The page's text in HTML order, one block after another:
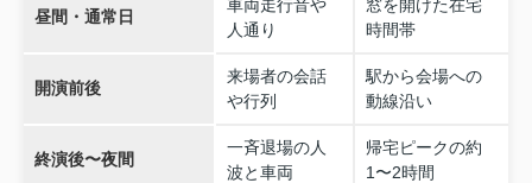
昼間・通常日
車両走行音や
人通り
窓を開けた在宅
時間帯
開演前後
来場者の会話
や行列
駅から会場への
動線沿い
終演後〜夜間
一斉退場の人
波と車両
帰宅ピークの約
1〜2時間